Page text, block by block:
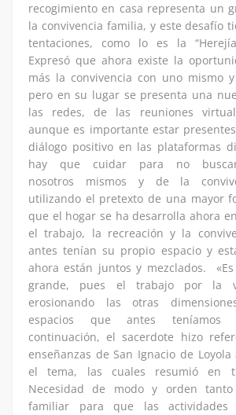
recogimiento en casa representa un
la convivencia familia, y este desafío
tentaciones, como lo es la
Expresó que ahora existe la
más la convivencia con uno mismo
pero en su lugar se presenta una
las redes, de las reuniones
aunque es importante estar
diálogo positivo en las plataformas
hay que cuidar para no
nosotros mismos y de la
utilizando el pretexto de una mayor
que el hogar se ha desarrolla ahora
el trabajo, la recreación y la
antes tenían su propio espacio y
ahora están juntos y mezclados.
grande, pues el trabajo por la
erosionando las otras
espacios que antes teníamos
continuación, el sacerdote hizo
enseñanzas de San Ignacio de
el tema, las cuales resumió en
Necesidad de modo y orden
familiar para que las